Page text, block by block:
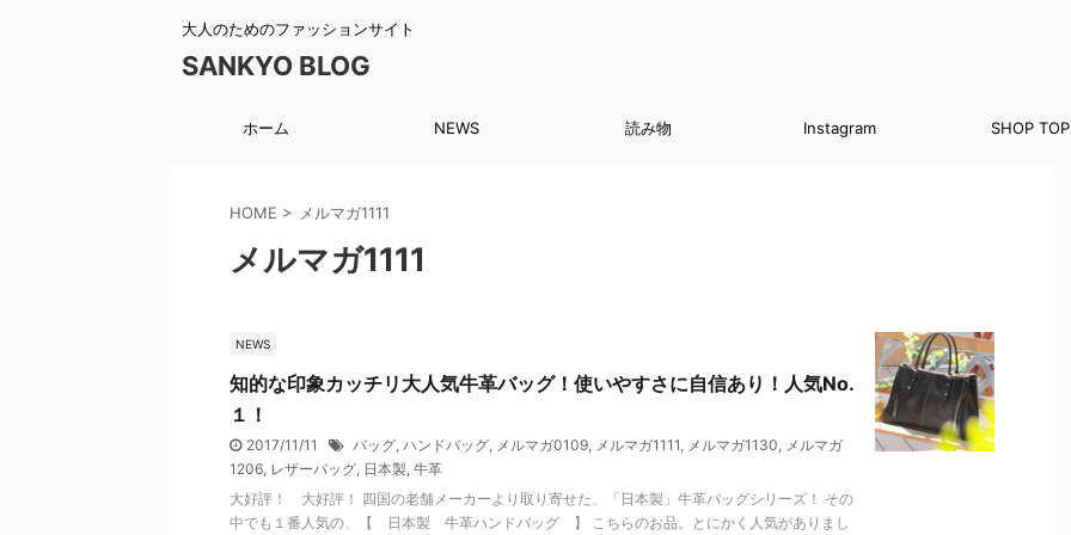
大人のためのファッションサイト
SANKYO BLOG
ホーム NEWS 読み物 Instagram SHOP TOP
HOME > メルマガ1111
メルマガ1111
NEWS
知的な印象カッチリ大人気牛革バッグ！使いやすさに自信あり！人気No.
１！
2017/11/11 バッグ, ハンドバッグ, メルマガ0109, メルマガ1111, メルマガ1130, メルマガ
1206, レザーバッグ, 日本製, 牛革
大好評！ 大好評！ 四国の老舗メーカーより取り寄せた、「日本製」牛革バッグシリーズ！ その
中でも１番人気の、【 日本製 牛革ハンドバッグ 】 こちらのお品。とにかく人気がありまし